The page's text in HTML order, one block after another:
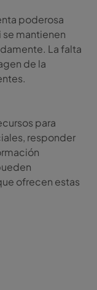
poderosa
mantienen
La falta
de la
para
responder
ofrecen estas